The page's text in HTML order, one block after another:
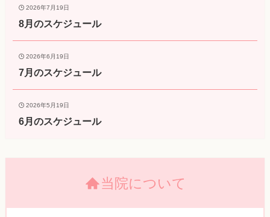
2026年7月19日
8月のスケジュール
2026年6月19日
7月のスケジュール
2026年5月19日
6月のスケジュール
当院について